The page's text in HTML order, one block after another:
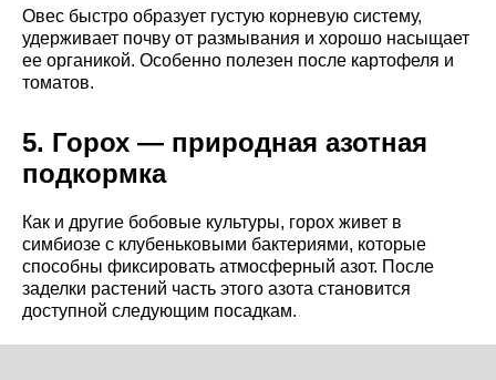
Овес быстро образует густую корневую систему,
удерживает почву от размывания и хорошо насыщает
ее органикой. Особенно полезен после картофеля и
томатов.
5. Горох — природная азотная
подкормка
Как и другие бобовые культуры, горох живет в
симбиозе с клубеньковыми бактериями, которые
способны фиксировать атмосферный азот. После
заделки растений часть этого азота становится
доступной следующим посадкам.